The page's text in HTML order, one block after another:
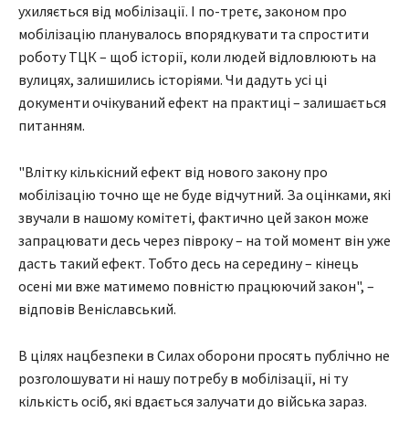
ухиляється від мобілізації. І по-третє, законом про
мобілізацію планувалось впорядкувати та спростити
роботу ТЦК – щоб історії, коли людей відловлюють на
вулицях, залишились історіями. Чи дадуть усі ці
документи очікуваний ефект на практиці – залишається
питанням.
"Влітку кількісний ефект від нового закону про
мобілізацію точно ще не буде відчутний. За оцінками, які
звучали в нашому комітеті, фактично цей закон може
запрацювати десь через півроку – на той момент він уже
дасть такий ефект. Тобто десь на середину – кінець
осені ми вже матимемо повністю працюючий закон", –
відповів Веніславський.
В цілях нацбезпеки в Силах оборони просять публічно не
розголошувати ні нашу потребу в мобілізації, ні ту
кількість осіб, які вдається залучати до війська зараз.